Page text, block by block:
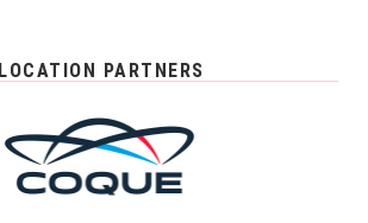
LOCATION PARTNERS